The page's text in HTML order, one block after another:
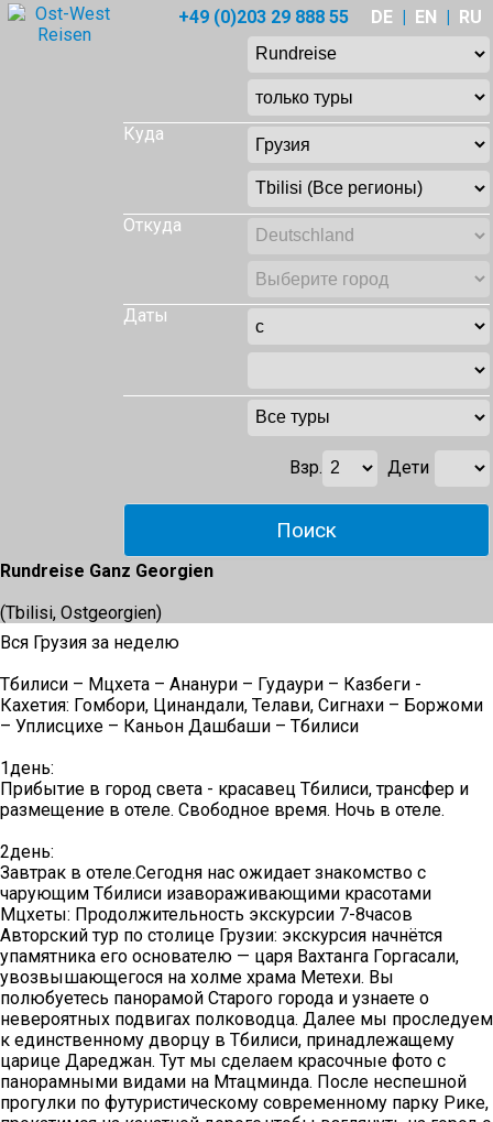
+49 (0)203 29 888 55 DE | EN | RU
Куда
Откуда
Даты
Взр. Дети
Rundreise Ganz Georgien
(Tbilisi, Ostgeorgien)
Вся Грузия за неделю
Тбилиси – Мцхета – Ананури – Гудаури – Казбеги -
Кахетия: Гомбори, Цинандали, Телави, Сигнахи – Боржоми
– Уплисцихе – Каньон Дашбаши – Тбилиси
1день:
Прибытие в город света - красавец Тбилиси, трансфер и
размещение в отеле. Свободное время. Ночь в отеле.
2день:
Завтрак в отеле.Сегодня нас ожидает знакомство с
чарующим Тбилиси изавораживающими красотами
Мцхеты: Продолжительность экскурсии 7-8часов
Авторский тур по столице Грузии: экскурсия начнётся
упамятника его основателю — царя Вахтанга Горгасали,
увозвышающегося на холме храма Метехи. Вы
полюбуетесь панорамой Старого города и узнаете о
невероятных подвигах полководца. Далее мы проследуем
к единственному дворцу в Тбилиси, принадлежащему
царице Дареджан. Тут мы сделаем красочные фото с
панорамными видами на Мтацминда. После неспешной
прогулки по футуристическому современному парку Рике,